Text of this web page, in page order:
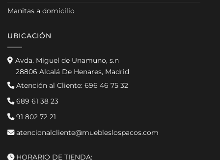
Manitas a domicilio
UBICACIÓN
Avda. Miguel de Unamuno, s.n
28806 Alcalá De Henares, Madrid
Atención al Cliente: 696 46 75 32
689 61 38 23
91 802 72 21
atencionalcliente@muebleslospacos.com
HORARIO DE TIENDA: